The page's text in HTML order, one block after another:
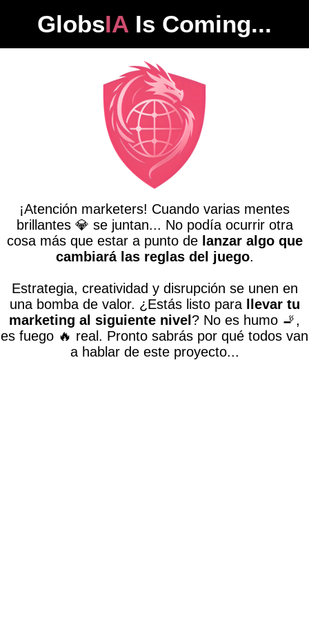
GlobsIA Is Coming...
¡Atención marketers! Cuando varias mentes
brillantes 💎 se juntan... No podía ocurrir otra
cosa más que estar a punto de lanzar algo que
cambiará las reglas del juego.
Estrategia, creatividad y disrupción se unen en
una bomba de valor. ¿Estás listo para
llevar tu
marketing al siguiente nivel ? No es humo 🚬,
es fuego 🔥 real. Pronto sabrás por qué todos van
a hablar de este proyecto...